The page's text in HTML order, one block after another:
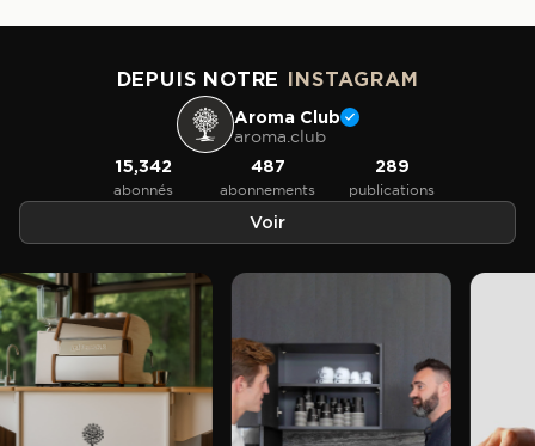
DEPUIS NOTRE INSTAGRAM
Aroma Club
aroma.club
15,342
abonnés
487
abonnements
289
publications
Voir